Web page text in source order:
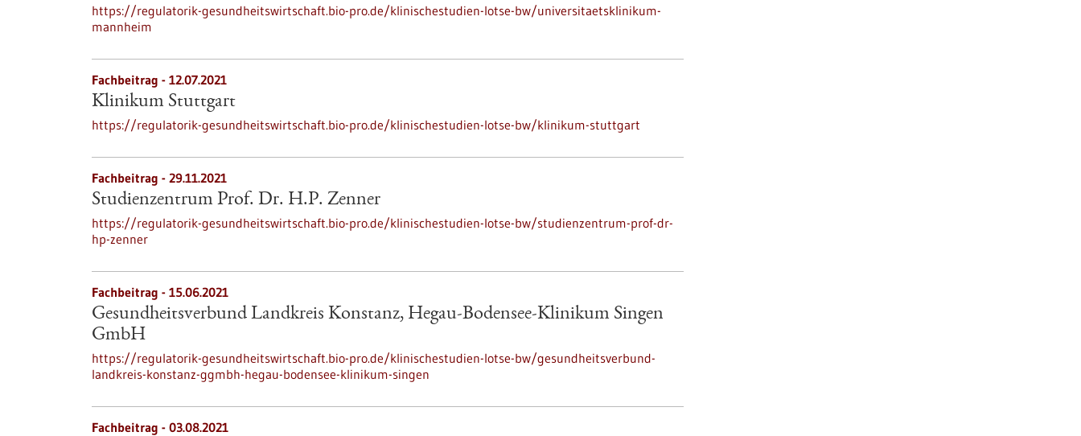
https://regulatorik-gesundheitswirtschaft.bio-pro.de/klinischestudien-lotse-bw/universitaetsklinikum-
mannheim
Fachbeitrag - 12.07.2021
Klinikum Stuttgart
https://regulatorik-gesundheitswirtschaft.bio-pro.de/klinischestudien-lotse-bw/klinikum-stuttgart
Fachbeitrag - 29.11.2021
Studienzentrum Prof. Dr. H.P. Zenner
https://regulatorik-gesundheitswirtschaft.bio-pro.de/klinischestudien-lotse-bw/studienzentrum-prof-dr-
hp-zenner
Fachbeitrag - 15.06.2021
Gesundheitsverbund Landkreis Konstanz, Hegau-Bodensee-Klinikum Singen
GmbH
https://regulatorik-gesundheitswirtschaft.bio-pro.de/klinischestudien-lotse-bw/gesundheitsverbund-
landkreis-konstanz-ggmbh-hegau-bodensee-klinikum-singen
Fachbeitrag - 03.08.2021